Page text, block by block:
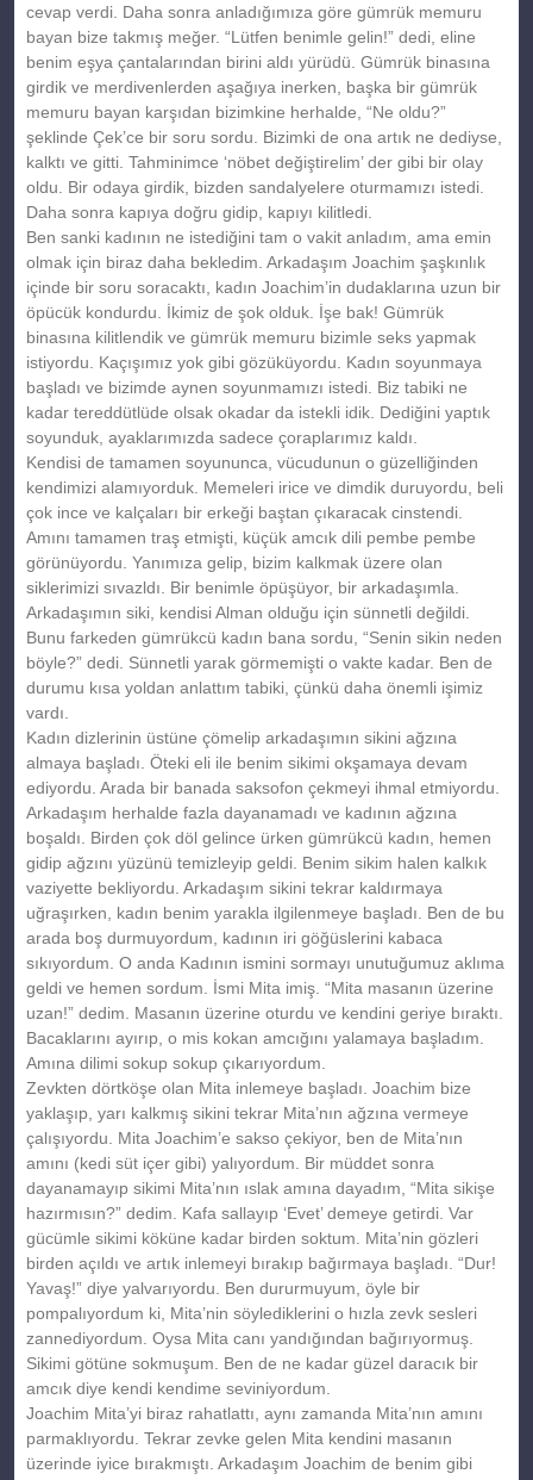
cevap verdi. Daha sonra anladığımıza göre gümrük memuru
bayan bize takmış meğer. “Lütfen benimle gelin!” dedi, eline
benim eşya çantalarından birini aldı yürüdü. Gümrük binasına
girdik ve merdivenlerden aşağıya inerken, başka bir gümrük
memuru bayan karşıdan bizimkine herhalde, “Ne oldu?”
şeklinde Çek’ce bir soru sordu. Bizimki de ona artık ne dediyse,
kalktı ve gitti. Tahminimce ‘nöbet değiştirelim’ der gibi bir olay
oldu. Bir odaya girdik, bizden sandalyelere oturmamızı istedi.
Daha sonra kapıya doğru gidip, kapıyı kilitledi.
Ben sanki kadının ne istediğini tam o vakit anladım, ama emin
olmak için biraz daha bekledim. Arkadaşım Joachim şaşkınlık
içinde bir soru soracaktı, kadın Joachim’in dudaklarına uzun bir
öpücük kondurdu. İkimiz de şok olduk. İşe bak! Gümrük
binasına kilitlendik ve gümrük memuru bizimle seks yapmak
istiyordu. Kaçışımız yok gibi gözüküyordu. Kadın soyunmaya
başladı ve bizimde aynen soyunmamızı istedi. Biz tabiki ne
kadar tereddütlüde olsak okadar da istekli idik. Dediğini yaptık
soyunduk, ayaklarımızda sadece çoraplarımız kaldı.
Kendisi de tamamen soyununca, vücudunun o güzelliğinden
kendimizi alamıyorduk. Memeleri irice ve dimdik duruyordu, beli
çok ince ve kalçaları bir erkeği baştan çıkaracak cinstendi.
Amını tamamen traş etmişti, küçük amcık dili pembe pembe
görünüyordu. Yanımıza gelip, bizim kalkmak üzere olan
siklerimizi sıvazldı. Bir benimle öpüşüyor, bir arkadaşımla.
Arkadaşımın siki, kendisi Alman olduğu için sünnetli değildi.
Bunu farkeden gümrükcü kadın bana sordu, “Senin sikin neden
böyle?” dedi. Sünnetli yarak görmemişti o vakte kadar. Ben de
durumu kısa yoldan anlattım tabiki, çünkü daha önemli işimiz
vardı.
Kadın dizlerinin üstüne çömelip arkadaşımın sikini ağzına
almaya başladı. Öteki eli ile benim sikimi okşamaya devam
ediyordu. Arada bir banada saksofon çekmeyi ihmal etmiyordu.
Arkadaşım herhalde fazla dayanamadı ve kadının ağzına
boşaldı. Birden çok döl gelince ürken gümrükcü kadın, hemen
gidip ağzını yüzünü temizleyip geldi. Benim sikim halen kalkık
vaziyette bekliyordu. Arkadaşım sikini tekrar kaldırmaya
uğraşırken, kadın benim yarakla ilgilenmeye başladı. Ben de bu
arada boş durmuyordum, kadının iri göğüslerini kabaca
sıkıyordum. O anda Kadının ismini sormayı unutuğumuz aklıma
geldi ve hemen sordum. İsmi Mita imiş. “Mita masanın üzerine
uzan!” dedim. Masanın üzerine oturdu ve kendini geriye bıraktı.
Bacaklarını ayırıp, o mis kokan amcığını yalamaya başladım.
Amına dilimi sokup sokup çıkarıyordum.
Zevkten dörtköşe olan Mita inlemeye başladı. Joachim bize
yaklaşıp, yarı kalkmış sikini tekrar Mita’nın ağzına vermeye
çalışıyordu. Mita Joachim’e sakso çekiyor, ben de Mita’nın
amını (kedi süt içer gibi) yalıyordum. Bir müddet sonra
dayanamayıp sikimi Mita’nın ıslak amına dayadım, “Mita sikişe
hazırmısın?” dedim. Kafa sallayıp ‘Evet’ demeye getirdi. Var
gücümle sikimi köküne kadar birden soktum. Mita’nin gözleri
birden açıldı ve artık inlemeyi bırakıp bağırmaya başladı. “Dur!
Yavaş!” diye yalvarıyordu. Ben dururmuyum, öyle bir
pompalıyordum ki, Mita’nin söylediklerini o hızla zevk sesleri
zannediyordum. Oysa Mita canı yandığından bağırıyormuş.
Sikimi götüne sokmuşum. Ben de ne kadar güzel daracık bir
amcık diye kendi kendime seviniyordum.
Joachim Mita’yi biraz rahatlattı, aynı zamanda Mita’nın amını
parmaklıyordu. Tekrar zevke gelen Mita kendini masanın
üzerinde iyice bırakmıştı. Arkadaşım Joachim de benim gibi